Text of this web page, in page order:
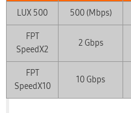
LUX 500 500 (Mbps)
FPT
SpeedX2
2 Gbps
FPT
SpeedX10
10 Gbps